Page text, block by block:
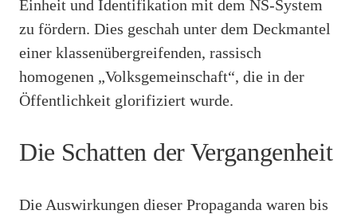
Einheit und Identifikation mit dem NS-System
zu fördern. Dies geschah unter dem Deckmantel
einer klassenübergreifenden, rassisch
homogenen „Volksgemeinschaft“, die in der
Öffentlichkeit glorifiziert wurde.
Die Schatten der Vergangenheit
Die Auswirkungen dieser Propaganda waren bis